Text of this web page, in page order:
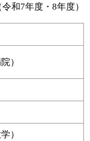
令和7年度・8年度）
）
）